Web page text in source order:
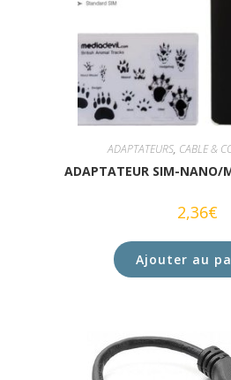
ADAPTATEURS, CABLE &
ADAPTATEUR SIM-NANO/
2,36€
Ajouter au